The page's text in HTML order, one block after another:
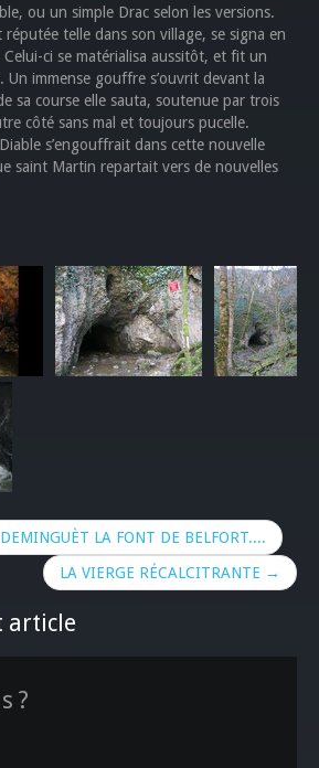
ou un simple Drac selon les versions.
réputée telle dans son village, se signa en
ci se matérialisa aussitôt, et fit un
immense gouffre s’ouvrit devant la
sa course elle sauta, soutenue par trois
côté sans mal et toujours pucelle.
s’engouffrait dans cette nouvelle
saint Martin repartait vers de nouvelles
LA FONT DE BELFORT....
LA VIERGE RÉCALCITRANTE →
article
?